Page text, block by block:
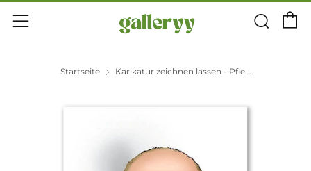
Menü
Startseite Karikatur zeichnen lassen - Pfle...